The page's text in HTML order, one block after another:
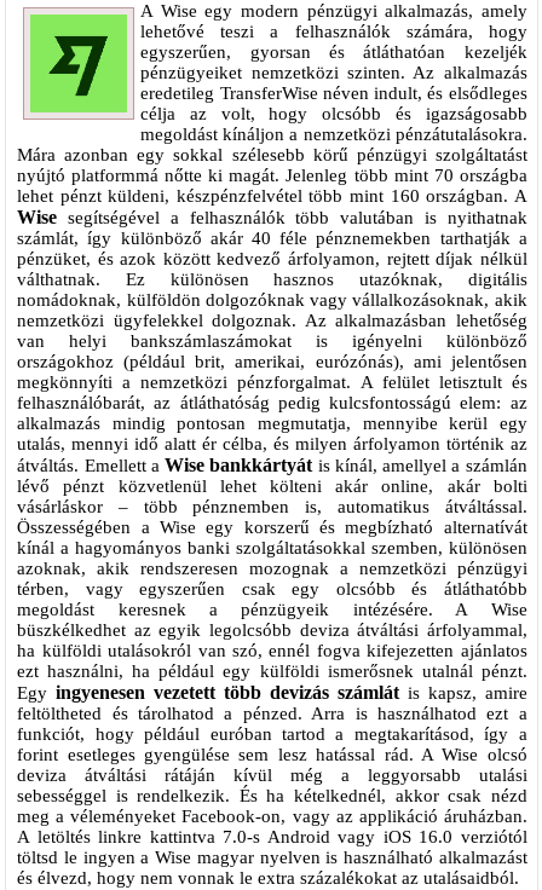
A Wise egy modern pénzügyi alkalmazás, amely
lehetővé teszi a felhasználók számára, hogy
egyszerűen, gyorsan és átláthatóan kezeljék
pénzügyeiket nemzetközi szinten. Az alkalmazás
eredetileg TransferWise néven indult, és elsődleges
célja az volt, hogy olcsóbb és igazságosabb
megoldást kínáljon a nemzetközi pénzátutalásokra.
Mára azonban egy sokkal szélesebb körű pénzügyi szolgáltatást
nyújtó platformmá nőtte ki magát. Jelenleg több mint 70 országba
lehet pénzt küldeni, készpénzfelvétel több mint 160 országban. A
Wise segítségével a felhasználók több valutában is nyithatnak
számlát, így különböző akár 40 féle pénznemekben tarthatják a
pénzüket, és azok között kedvező árfolyamon, rejtett díjak nélkül
válthatnak. Ez különösen hasznos utazóknak, digitális
nomádoknak, külföldön dolgozóknak vagy vállalkozásoknak, akik
nemzetközi ügyfelekkel dolgoznak. Az alkalmazásban lehetőség
van helyi bankszámlaszámokat is igényelni különböző
országokhoz (például brit, amerikai, eurózónás), ami jelentősen
megkönnyíti a nemzetközi pénzforgalmat. A felület letisztult és
felhasználóbarát, az átláthatóság pedig kulcsfontosságú elem: az
alkalmazás mindig pontosan megmutatja, mennyibe kerül egy
utalás, mennyi idő alatt ér célba, és milyen árfolyamon történik az
átváltás. Emellett aWise bankkártyát is kínál, amellyel a számlán
lévő pénzt közvetlenül lehet költeni akár online, akár bolti
vásárláskor – több pénznemben is, automatikus átváltással.
Összességében a Wise egy korszerű és megbízható alternatívát
kínál a hagyományos banki szolgáltatásokkal szemben, különösen
azoknak, akik rendszeresen mozognak a nemzetközi pénzügyi
térben, vagy egyszerűen csak egy olcsóbb és átláthatóbb
megoldást keresnek a pénzügyeik intézésére. A Wise
büszkélkedhet az egyik legolcsóbb deviza átváltási árfolyammal,
ha külföldi utalásokról van szó, ennél fogva kifejezetten ajánlatos
ezt használni, ha például egy külföldi ismerősnek utalnál pénzt.
Egyingyenesen vezetett több devizás számlátis kapsz, amire
feltöltheted és tárolhatod a pénzed. Arra is használhatod ezt a
funkciót, hogy például euróban tartod a megtakarításod, így a
forint esetleges gyengülése sem lesz hatással rád. A Wise olcsó
deviza átváltási rátáján kívül még a leggyorsabb utalási
sebességgel is rendelkezik. És ha kételkednél, akkor csak nézd
meg a véleményeket Facebook-on, vagy az applikáció áruházban.
A letöltés linkre kattintva 7.0-s Android vagy iOS 16.0 verziótól
töltsd le ingyen a Wise magyar nyelven is használható alkalmazást
és élvezd, hogy nem vonnak le extra százalékokat az utalásaidból.